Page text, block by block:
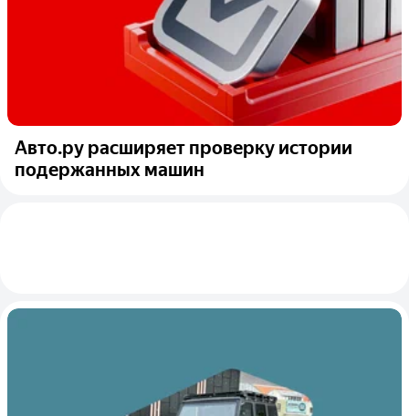
Авто.ру расширяет проверку истории
подержанных машин